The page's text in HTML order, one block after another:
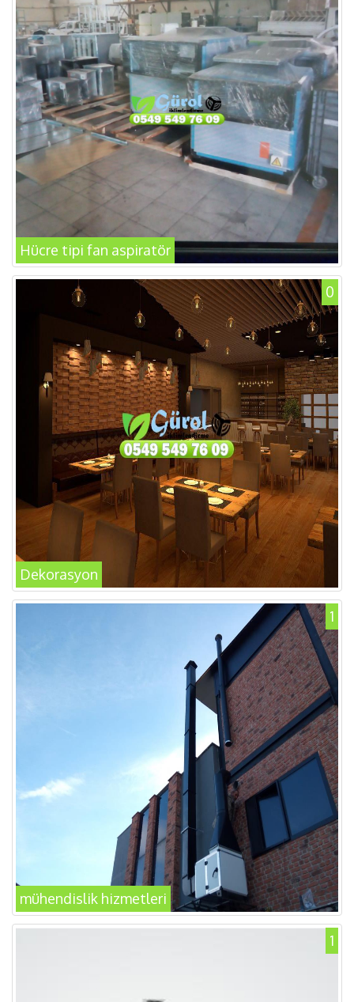
Hücre tipi fan aspiratör
0
Dekorasyon
1
mühendislik hizmetleri
1